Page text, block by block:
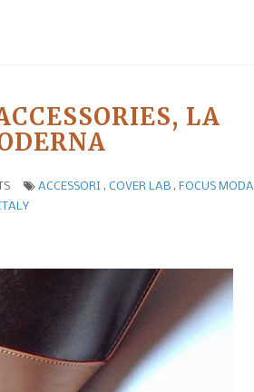
LA
ACCESSORI , COVER LAB, FOCUS MODA